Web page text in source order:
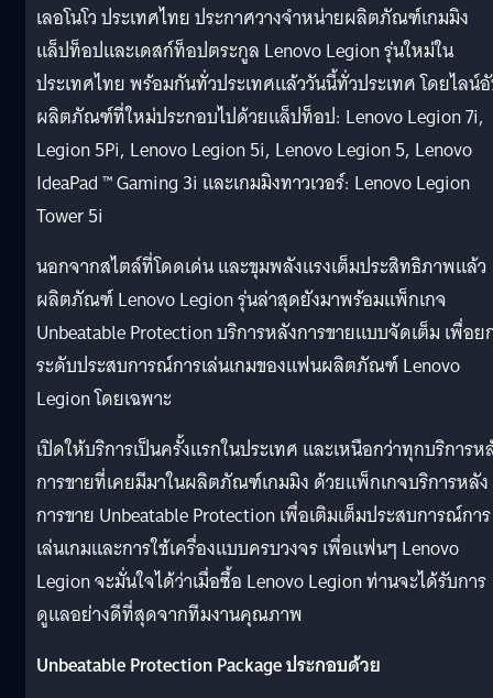
เลอโนโว ประเทศไทย ประกาศวางจำหน่ายผลิตภัณฑ์เกมมิง
แล็ปท็อปและเดสก์ท็อปตระกูล Lenovo Legion รุ่นใหม่ใน
ประเทศไทย พร้อมกันทั่วประเทศแล้ววันนี้ทั่วประเทศ โดยไลน์
ผลิตภัณฑ์ที่ใหม่ประกอบไปด้วยแล็ปท็อป: Lenovo Legion 7i,
Legion 5Pi, Lenovo Legion 5i, Lenovo Legion 5, Lenovo
IdeaPad ™ Gaming 3i และเกมมิงทาวเวอร์: Lenovo Legion
Tower 5i
นอกจากสไตล์ที่โดดเด่น และขุมพลังแรงเต็มประสิทธิภาพแล้ว
ผลิตภัณฑ์ Lenovo Legion รุ่นล่าสุดยังมาพร้อมแพ็กเกจ
Unbeatable Protection บริการหลังการขายแบบจัดเต็ม เพื่อย
ระดับประสบการณ์การเล่นเกมของแฟนผลิตภัณฑ์ Lenovo
Legion โดยเฉพาะ
เปิดให้บริการเป็นครั้งแรกในประเทศ และเหนือกว่าทุกบริการห
การขายที่เคยมีมาในผลิตภัณฑ์เกมมิง ด้วยแพ็กเกจบริการหลัง
การขาย Unbeatable Protection เพื่อเติมเต็มประสบการณ์การ
เล่นเกมและการใช้เครื่องแบบครบวงจร เพื่อแฟนๆ Lenovo
Legion จะมั่นใจได้ว่าเมื่อซื้อ Lenovo Legion ท่านจะได้รับการ
ดูแลอย่างดีที่สุดจากทีมงานคุณภาพ
Unbeatable Protection Package ประกอบด้วย